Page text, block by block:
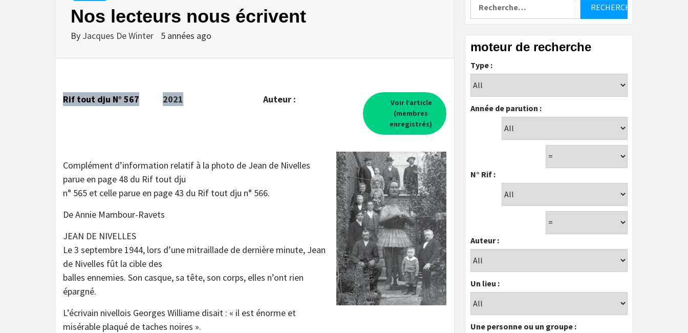
Nos lecteurs nous écrivent
By Jacques De Winter 5 années ago
Rif tout dju N° 567 2021 Auteur :
Voir l’article
(membres
enregistrés)
Complément d’information relatif à la photo de Jean de Nivelles
parue en page 48 du Rif tout dju
n° 565 et celle parue en page 43 du Rif tout dju n° 566.
De Annie Mambour-Ravets
JEAN DE NIVELLES
Le 3 septembre 1944, lors d’une mitraillade de dernière minute, Jean
de Nivelles fût la cible des
balles ennemies. Son casque, sa tête, son corps, elles n’ont rien
épargné.
L’écrivain nivellois Georges Williame disait : « il est énorme et
misérable plaqué de taches noires ».
moteur de recherche
Type :
Année de parution :
N° Rif :
Auteur :
Un lieu :
Une personne ou un groupe :